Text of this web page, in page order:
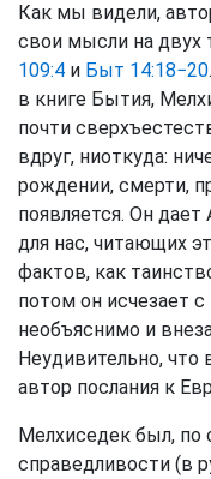
Как мы видели,
свои мысли на двух
109:4 и Быт 14:18−20
в книге Бытия,
почти
вдруг, ниоткуда:
рождении, смерти,
появляется. Он дает
для нас, читающих
фактов, как
потом он исчезает
необъяснимо и
Неудивительно, что
автор послания к
Мелхиседек был, по
справедливости (в